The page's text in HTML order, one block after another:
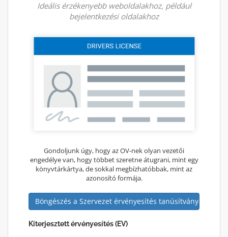
Ideális érzékenyebb weboldalakhoz, például
bejelentkezési oldalakhoz
Gondoljunk úgy, hogy az OV-nek olyan vezetői
engedélye van, hogy többet szeretne átugrani, mint egy
könyvtárkártya, de sokkal megbízhatóbbak, mint az
azonosító formája.
Böngészés a Szervezet érvényesítés tanúsítványaiban
Kiterjesztett érvényesítés (EV)